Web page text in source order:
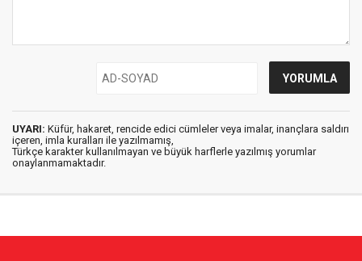
UYARI: Küfür, hakaret, rencide edici cümleler veya imalar, inançlara saldırı
içeren, imla kuralları ile yazılmamış,
Türkçe karakter kullanılmayan ve büyük harflerle yazılmış yorumlar
onaylanmamaktadır.